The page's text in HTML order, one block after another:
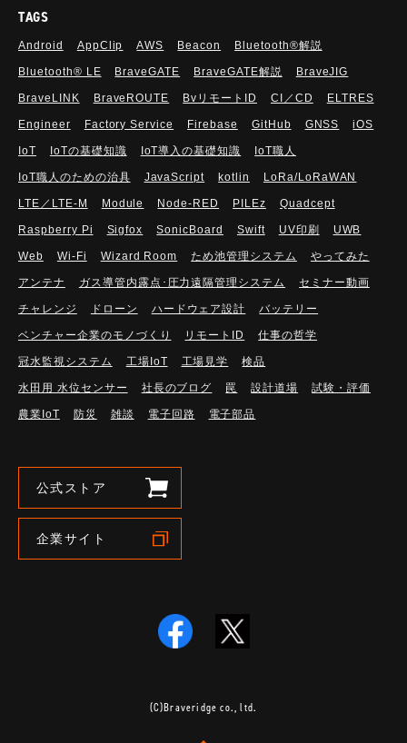
TAGS
Android AppClip AWS Beacon Bluetooth®解説
Bluetooth®︎ LE BraveGATE BraveGATE解説 BraveJIG
BraveLINK BraveROUTE BvリモートID CI／CD ELTRES
Engineer Factory Service Firebase GitHub GNSS iOS
IoT IoTの基礎知識 IoT導入の基礎知識 IoT職人
IoT職人のための治具 JavaScript kotlin LoRa/LoRaWAN
LTE／LTE-M Module Node-RED PILEz Quadcept
Raspberry Pi Sigfox SonicBoard Swift UV印刷 UWB
Web Wi-Fi Wizard Room ため池管理システム やってみた
アンテナ ガス導管内露点･圧力遠隔管理システム セミナー動画
チャレンジ ドローン ハードウェア設計 バッテリー
ベンチャー企業のモノづくり リモートID 仕事の哲学
冠水監視システム 工場IoT 工場見学 検品
水田用 水位センサー 社長のブログ 罠 設計道場 試験・評価
農業IoT 防災 雑談 電子回路 電子部品
公式ストア
企業サイト
(C)Braveridge co., ltd.